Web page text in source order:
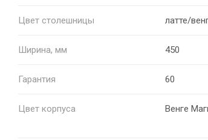
Цвет столешницы латте/
Ширина, мм 450
Гарантия 60
Цвет корпуса Венге